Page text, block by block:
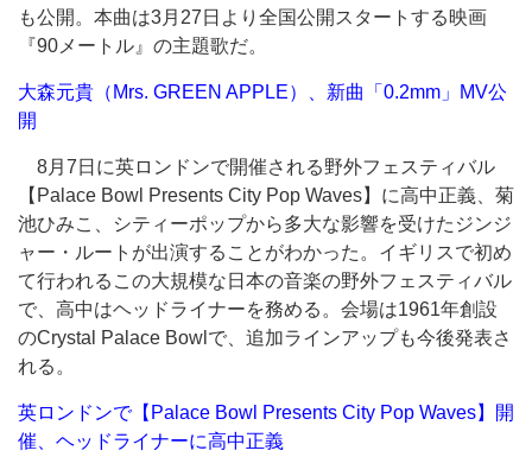
も公開。本曲は3月27日より全国公開スタートする映画
『90メートル』の主題歌だ。
大森元貴（Mrs. GREEN APPLE）、新曲「0.2mm」MV公
開
8月7日に英ロンドンで開催される野外フェスティバル
【Palace Bowl Presents City Pop Waves】に高中正義、菊
池ひみこ、シティーポップから多大な影響を受けたジンジ
ャー・ルートが出演することがわかった。イギリスで初め
て行われるこの大規模な日本の音楽の野外フェスティバル
で、高中はヘッドライナーを務める。会場は1961年創設
のCrystal Palace Bowlで、追加ラインアップも今後発表さ
れる。
英ロンドンで【Palace Bowl Presents City Pop Waves】開
催、ヘッドライナーに高中正義